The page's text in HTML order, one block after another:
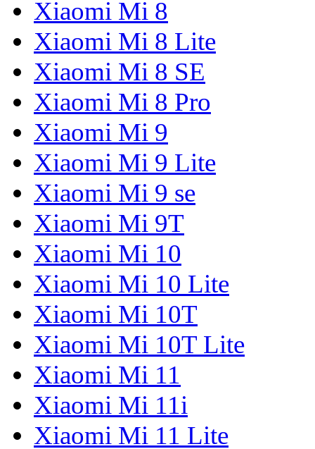
Xiaomi Mi 8
Xiaomi Mi 8 Lite
Xiaomi Mi 8 SE
Xiaomi Mi 8 Pro
Xiaomi Mi 9
Xiaomi Mi 9 Lite
Xiaomi Mi 9 se
Xiaomi Mi 9T
Xiaomi Mi 10
Xiaomi Mi 10 Lite
Xiaomi Mi 10T
Xiaomi Mi 10T Lite
Xiaomi Mi 11
Xiaomi Mi 11i
Xiaomi Mi 11 Lite